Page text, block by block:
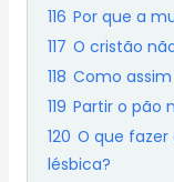
116 Por que a
117 O cristão
118 Como
119 Partir o pão
120 O que
lésbica?